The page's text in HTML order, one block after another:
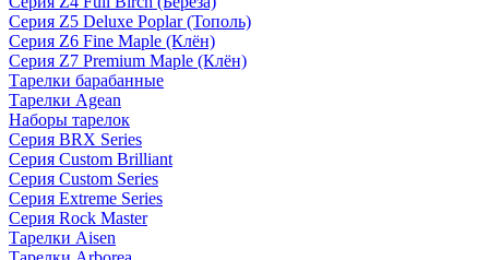
Серия Z5 Deluxe Poplar (Тополь)
Серия Z6 Fine Maple (Клён)
Серия Z7 Premium Maple (Клён)
Тарелки барабанные
Тарелки Agean
Наборы тарелок
Серия BRX Series
Серия Custom Brilliant
Серия Custom Series
Серия Extreme Series
Серия Rock Master
Тарелки Aisen